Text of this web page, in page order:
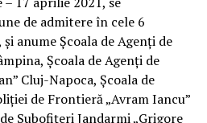
de admitere în cele 6
anume Școala de Agenți de
Școala de Agenți de
Cluj-Napoca, Școala de
de Frontieră „Avram Iancu”
Subofițeri Jandarmi „Grigore